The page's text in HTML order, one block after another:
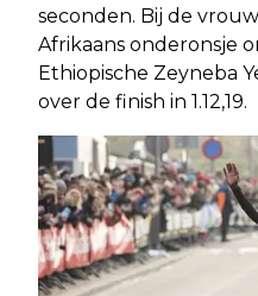
seconden. Bij de
Afrikaans onderonsje
Ethiopische Zeyneba
over de finish in 1.12,19.